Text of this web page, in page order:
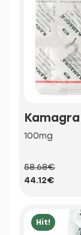
Kamagra
100mg
58.68€
44.12€
Hit!